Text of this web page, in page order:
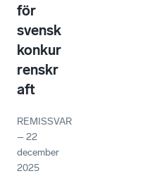
för
svensk
konkur
renskr
aft
REMISSVAR
–22
december
2025